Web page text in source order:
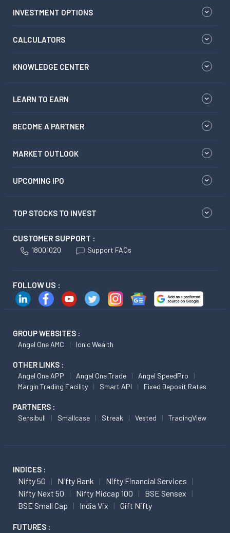
INVESTMENT OPTIONS
CALCULATORS
KNOWLEDGE CENTER
LEARN TO EARN
BECOME A PARTNER
MARKET OUTLOOK
UPCOMING IPO
TOP STOCKS TO INVEST
CUSTOMER SUPPORT :
18001020 Support FAQs
FOLLOW US :
GROUP WEBSITES :
Angel One AMC Ionic Wealth
OTHER LINKS :
Angel One APP Angel One Trade
Angel SpeedPro
Margin Trading Facility
Smart API Fixed Deposit Rates
PARTNERS :
Sensibull Smallcase Streak Vested TradingView
INDICES :
Nifty 50 Nifty Bank
Nifty Financial Services
Nifty Next 50
Nifty Midcap 100
BSE Sensex
BSE Small Cap
India Vix Gift Nifty
FUTURES :